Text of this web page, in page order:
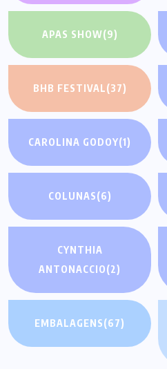
APAS SHOW(9)
BHB FESTIVAL(37)
CAROLINA GODOY(1)
COLUNAS(6)
CYNTHIA
ANTONACCIO(2)
EMBALAGENS(67)